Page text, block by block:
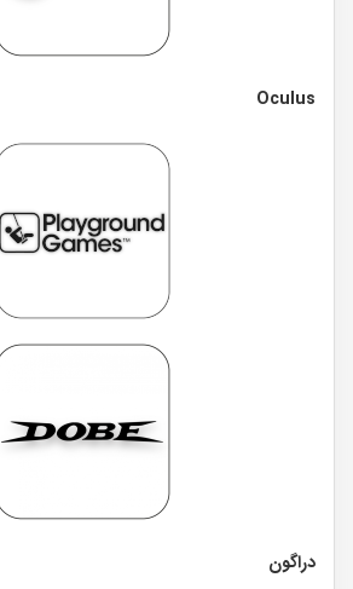
Oculus
دراگون